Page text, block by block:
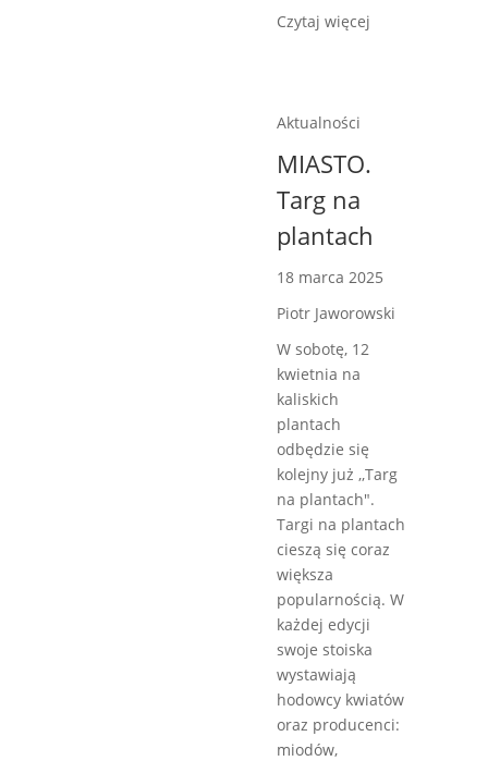
Czytaj więcej
Aktualności
MIASTO.
Targ na
plantach
18 marca 2025
Piotr Jaworowski
W sobotę, 12
kwietnia na
kaliskich
plantach
odbędzie się
kolejny już ,,Targ
na plantach".
Targi na plantach
cieszą się coraz
większa
popularnością. W
każdej edycji
swoje stoiska
wystawiają
hodowcy kwiatów
oraz producenci:
miodów,